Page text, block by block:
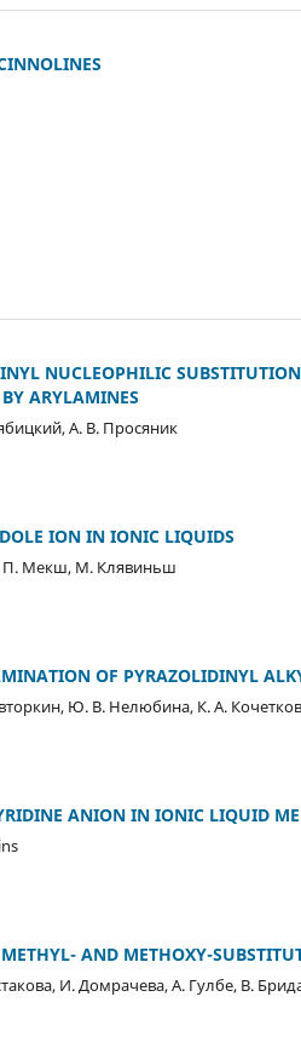
NUCLEOPHILIC
ARYLAMINES
А. В. Просяник
ION IN IONIC LIQUIDS
П. Мекш, М. Клявиньш
OF PYRAZOLIDINYL
Ю. В. Нелюбина, К. А. Кочетков
ANION IN IONIC LIQUID
AND METHOXY-
И. Домрачева, А. Гулбе, В.